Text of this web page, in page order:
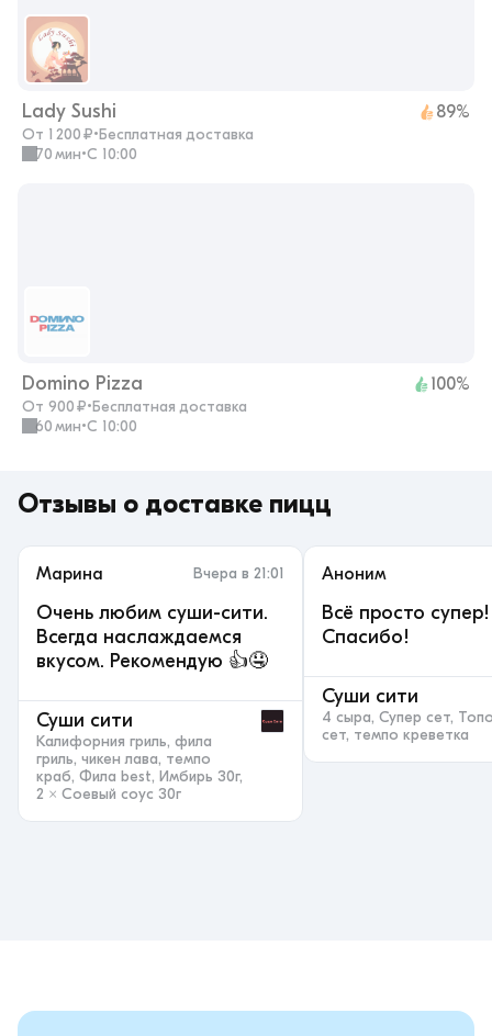
Lady Sushi 89%
От 1 200 ₽•Бесплатная доставка
70 мин• с 10:00
Domino Pizza 100%
От 900 ₽•Бесплатная доставка
60 мин• с 10:00
Отзывы о доставке пицц
Марина Вчера в 21:01
Очень любим суши-сити.
Всегда наслаждаемся
вкусом. Рекомендую 👍🤤
Суши сити
Калифорния гриль, фила
гриль, чикен лава, темпо
краб, Фила best, Имбирь 30г,
2 × Соевый соус 30г
Аноним
Всё просто
Спасибо!
Суши сити
4 сыра, Супер сет,
сет, темпо креветка